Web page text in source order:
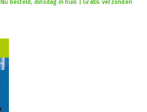
Nu besteld, dinsdag in huis | Gratis verzonden